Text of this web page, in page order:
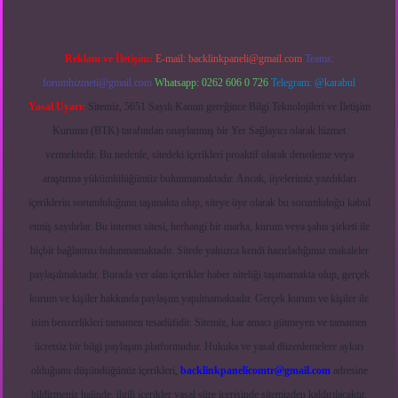
Reklam ve İletişim: E-mail: backlinkpaneli@gmail.com Teams:
forumhizmeti@gmail.com Whatsapp: 0262 606 0 726 Telegram: @karabul
Yasal Uyarı: Sitemiz, 5651 Sayılı Kanun gereğince Bilgi Teknolojileri ve İletişim
Kurumu (BTK) tarafından onaylanmış bir Yer Sağlayıcı olarak hizmet
vermektedir. Bu nedenle, sitedeki içerikleri proaktif olarak denetleme veya
araştırma yükümlülüğümüz bulunmamaktadır. Ancak, üyelerimiz yazdıkları
içeriklerin sorumluluğunu taşımakta olup, siteye üye olarak bu sorumluluğu kabul
etmiş sayılırlar. Bu internet sitesi, herhangi bir marka, kurum veya şahıs şirketi ile
hiçbir bağlantısı bulunmamaktadır. Sitede yalnızca kendi hazırladığımız makaleler
paylaşılmaktadır. Burada yer alan içerikler haber niteliği taşımamakta olup, gerçek
kurum ve kişiler hakkında paylaşım yapılmamaktadır. Gerçek kurum ve kişiler ile
isim benzerlikleri tamamen tesadüfidir. Sitemiz, kar amacı gütmeyen ve tamamen
ücretsiz bir bilgi paylaşım platformudur. Hukuka ve yasal düzenlemelere aykırı
olduğunu düşündüğünüz içerikleri, backlinkpanelicomtr@gmail.comadresine
bildirmeniz halinde, ilgili içerikler yasal süre içerisinde sitemizden kaldırılacaktır.